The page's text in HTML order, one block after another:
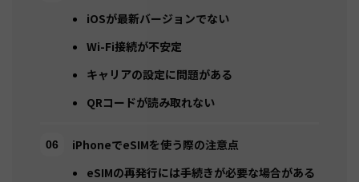
iOSが最新バージョンでない
Wi-Fi接続が不安定
キャリアの設定に問題がある
QRコードが読み取れない
iPhoneでeSIMを使う際の注意点
eSIMの再発行には手続きが必要な場合がある